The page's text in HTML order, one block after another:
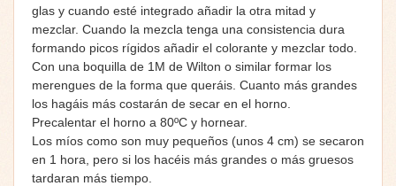
glas y cuando esté integrado añadir la otra mitad y
mezclar. Cuando la mezcla tenga una consistencia dura
formando picos rígidos añadir el colorante y mezclar todo.
Con una boquilla de 1M de Wilton o similar formar los
merengues de la forma que queráis. Cuanto más grandes
los hagáis más costarán de secar en el horno.
Precalentar el horno a 80ºC y hornear.
Los míos como son muy pequeños (unos 4 cm) se secaron
en 1 hora, pero si los hacéis más grandes o más gruesos
tardaran más tiempo.